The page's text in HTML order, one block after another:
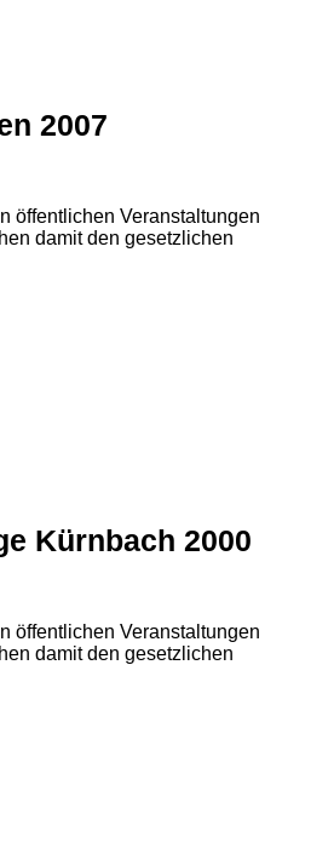
2007
öffentlichen Veranstaltungen
damit den gesetzlichen
Kürnbach 2000
öffentlichen Veranstaltungen
damit den gesetzlichen